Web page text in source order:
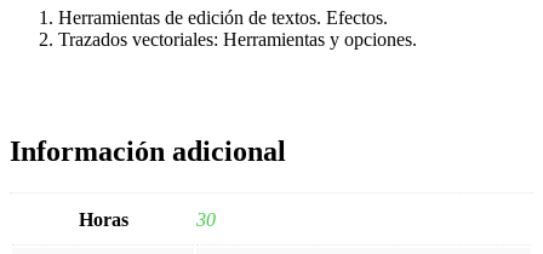
Herramientas de edición de textos. Efectos.
Trazados vectoriales: Herramientas y opciones.
Información adicional
Horas 30